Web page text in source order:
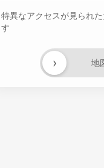
特異なアクセスが見られ
す
地
›